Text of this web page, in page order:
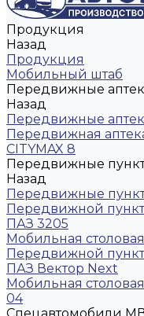
Продукция
Назад
Продукция
Мобильный штаб
Передвижные
Назад
Передвижные
Передвижная
CITYMAX 8
Передвижные
Назад
Передвижные
Передвижной пункт
ПАЗ 3205
Мобильная
Передвижной
ПАЗ Вектор Next
Мобильная
04